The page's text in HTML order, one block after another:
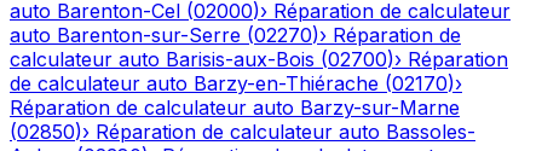
auto Barenton-Cel (02000)› Réparation de calculateur
auto Barenton-sur-Serre (02270)› Réparation de
calculateur auto Barisis-aux-Bois (02700)› Réparation
de calculateur auto Barzy-en-Thiérache (02170)›
Réparation de calculateur auto Barzy-sur-Marne
(02850)› Réparation de calculateur auto Bassoles-